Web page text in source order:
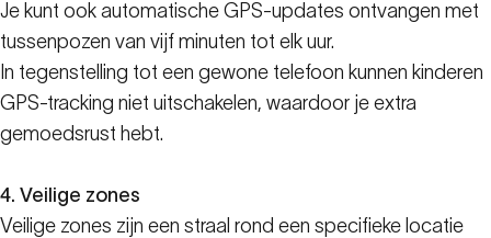
Je kunt ook automatische GPS-updates ontvangen met
tussenpozen van vijf minuten tot elk uur.
In tegenstelling tot een gewone telefoon kunnen kinderen
GPS-tracking niet uitschakelen, waardoor je extra
gemoedsrust hebt.
4. Veilige zones
Veilige zones zijn een straal rond een specifieke locatie